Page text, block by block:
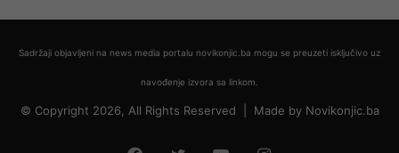
Sadržaji objavljeni na news media portalu novikonjic.ba mogu se preuzeti isključivo uz
navođenje izvora sa linkom.
© Copyright 2026, All Rights Reserved | Made by Novikonjic.ba